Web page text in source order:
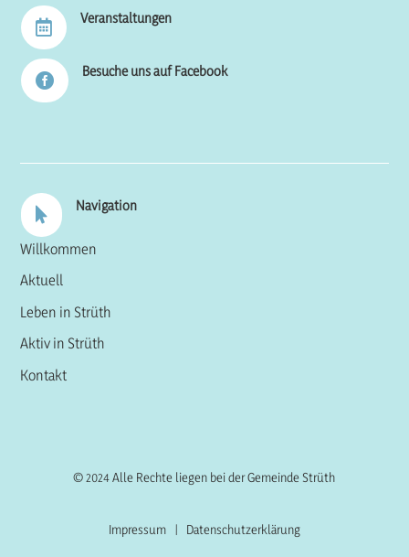
 Veranstaltungen

Besuche uns auf Facebook
 Navigation
Willkommen
Aktuell
Leben in Strüth
Aktiv in Strüth
Kontakt
© 2024 Alle Rechte liegen bei der Gemeinde Strüth
Impressum| Datenschutzerklärung